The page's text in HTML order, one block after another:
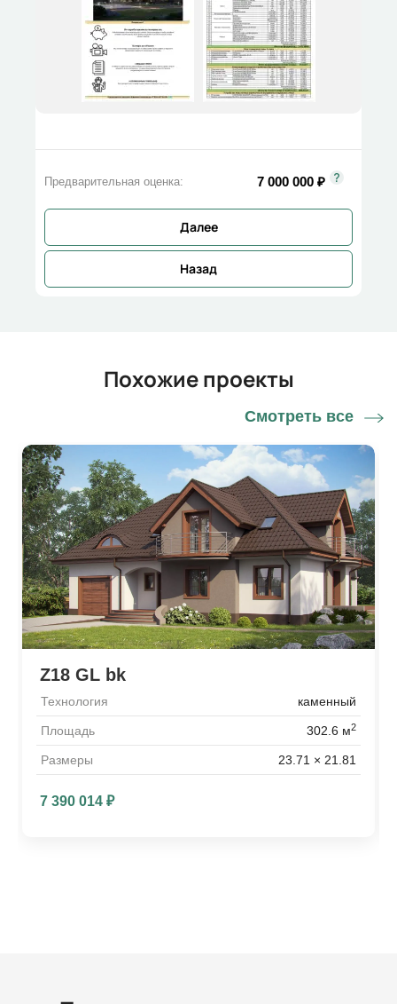
Предварительная оценка: 7 000 000 ₽
Назад
Далее
Похожие проекты
Смотреть все
Z18 GL bk
Технология каменный
Площадь 302.6 м2
Размеры 23.71 × 21.81
7 390 014₽